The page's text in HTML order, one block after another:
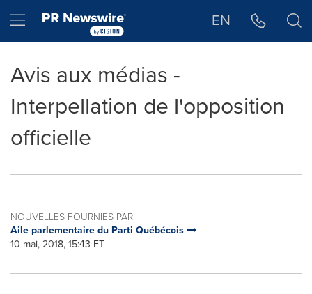
Hamburger menu EN
Avis aux médias -
Interpellation de l'opposition
officielle
NOUVELLES FOURNIES PAR
Aile parlementaire du Parti Québécois
10 mai, 2018, 15:43 ET